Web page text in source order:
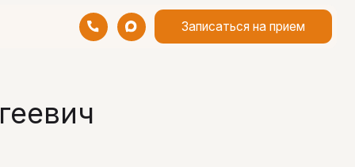
Записаться на прием